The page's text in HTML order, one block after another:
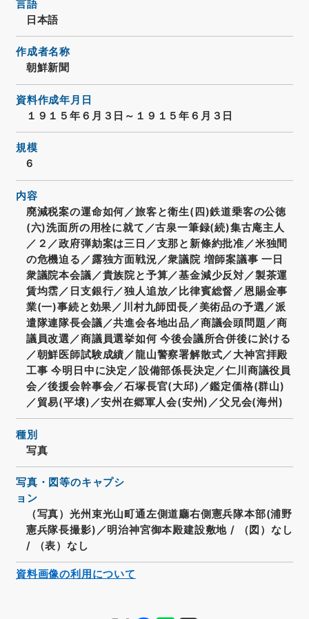
言語
日本語
作成者名称
朝鮮新聞
資料作成年月日
１９１５年６月３日～１９１５年６月３日
規模
6
内容
廃減税案の運命如何／旅客と衛生(四)鉄道乗客の公徳
(六)洗面所の用栓に就て／古泉一筆録(続)集古庵主人
／２／政府弾劾案は三日／支那と新條約批准／米独間
の危機迫る／露独方面戦況／衆議院 増師案議事 一日
衆議院本会議／貴族院と予算／基金減少反対／製茶運
賃均霑／日支銀行／独人追放／比律賓総督／恩賜金事
業(一)事続と効果／川村九師団長／美術品の予選／派
遣隊連隊長会議／共進会各地出品／商議会頭問題／商
議員改選／商議員選挙如何 今後会議所合併後に於ける
／朝鮮医師試験成績／龍山警察署解散式／大神宮拝殿
工事 今明日中に決定／設備部係長決定／仁川商議役員
会／後援会幹事会／石塚長官(大邱)／鑑定価格(群山)
／貿易(平壌)／安州在郷軍人会(安州)／父兄会(海州)
種別
写真
写真・図等のキャプシ
ョン
（写真）光州束光山町通左側道廳右側憲兵隊本部(浦野
憲兵隊長撮影)／明治神宮御本殿建設敷地 /
（図）なし
/
（表）なし
資料画像の利用について